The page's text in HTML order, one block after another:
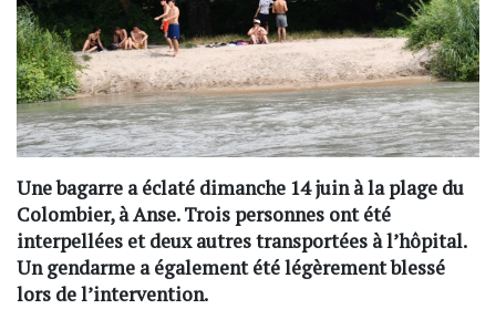
Une bagarre a éclaté dimanche 14 juin à la plage du
Colombier, à Anse. Trois personnes ont été
interpellées et deux autres transportées à l’hôpital.
Un gendarme a également été légèrement blessé
lors de l’intervention.